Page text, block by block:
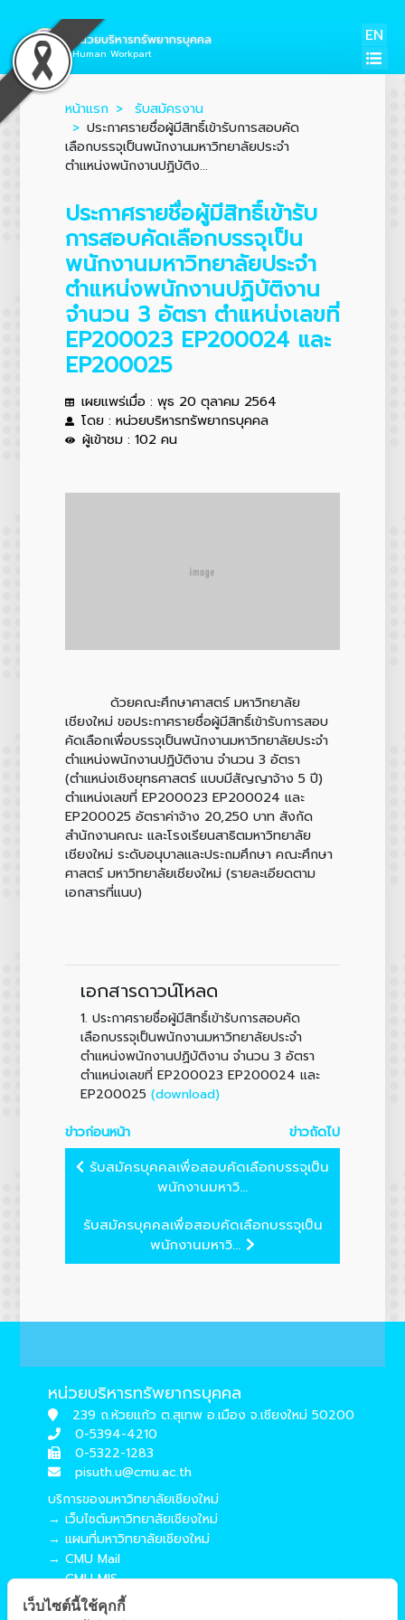
หน่วยบริหารทรัพยากรบุคคล
Human Workpart
EN
หน้าแรก
รับสมัครงาน
ประกาศรายชื่อผู้มีสิทธิ์เข้ารับการสอบคัด
เลือกบรรจุเป็นพนักงานมหาวิทยาลัยประจำ
ตำแหน่งพนักงานปฏิบัติง...
ประกาศรายชื่อผู้มีสิทธิ์เข้ารับ
การสอบคัดเลือกบรรจุเป็น
พนักงานมหาวิทยาลัยประจำ
ตำแหน่งพนักงานปฏิบัติงาน
จำนวน 3 อัตรา ตำแหน่งเลขที่
EP200023 EP200024 และ
EP200025
เผยแพร่เมื่อ : พุธ 20 ตุลาคม 2564
โดย : หน่วยบริหารทรัพยากรบุคคล
ผู้เข้าชม : 102 คน
ด้วยคณะศึกษาศาสตร์ มหาวิทยาลัย
เชียงใหม่ ขอประกาศรายชื่อผู้มีสิทธิ์เข้ารับการสอบ
คัดเลือกเพื่อบรรจุเป็นพนักงานมหาวิทยาลัยประจำ
ตำแหน่งพนักงานปฏิบัติงาน จำนวน 3 อัตรา
(ตำแหน่งเชิงยุทธศาสตร์ แบบมีสัญญาจ้าง 5 ปี)
ตำแหน่งเลขที่ EP200023 EP200024 และ
EP200025 อัตราค่าจ้าง 20,250 บาท สังกัด
สำนักงานคณะ และโรงเรียนสาธิตมหาวิทยาลัย
เชียงใหม่ ระดับอนุบาลและประถมศึกษา คณะศึกษา
ศาสตร์ มหาวิทยาลัยเชียงใหม่ (รายละเอียดตาม
เอกสารที่แนบ)
เอกสารดาวน์โหลด
1. ประกาศรายชื่อผู้มีสิทธิ์เข้ารับการสอบคัด
เลือกบรรจุเป็นพนักงานมหาวิทยาลัยประจำ
ตำแหน่งพนักงานปฏิบัติงาน จำนวน 3 อัตรา
ตำแหน่งเลขที่ EP200023 EP200024 และ
EP200025 (download)
ข่าวก่อนหน้า
ข่าวถัดไป
รับสมัครบุคคลเพื่อสอบคัดเลือกบรรจุเป็น
พนักงานมหาวิ...
รับสมัครบุคคลเพื่อสอบคัดเลือกบรรจุเป็น
พนักงานมหาวิ...
หน่วยบริหารทรัพยากรบุคคล
239 ถ.ห้วยแก้ว ต.สุเทพ อ.เมือง จ.เชียงใหม่ 50200
0-5394-4210
0-5322-1283
pisuth.u@cmu.ac.th
บริการของมหาวิทยาลัยเชียงใหม่
→ เว็บไซต์มหาวิทยาลัยเชียงใหม่
→ แผนที่มหาวิทยาลัยเชียงใหม่
→ CMU Mail
→ CMU MIS
→ CMU SIS
เว็บไซต์นี้ใช้คุกกี้